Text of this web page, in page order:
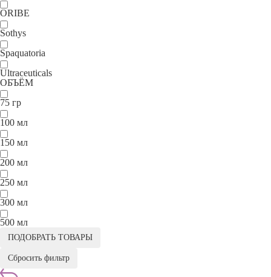
ORIBE
Sothys
Spaquatoria
Ultraceuticals
ОБЪЁМ
75 гр
100 мл
150 мл
200 мл
250 мл
300 мл
500 мл
ПОДОБРАТЬ ТОВАРЫ
Сбросить фильтр